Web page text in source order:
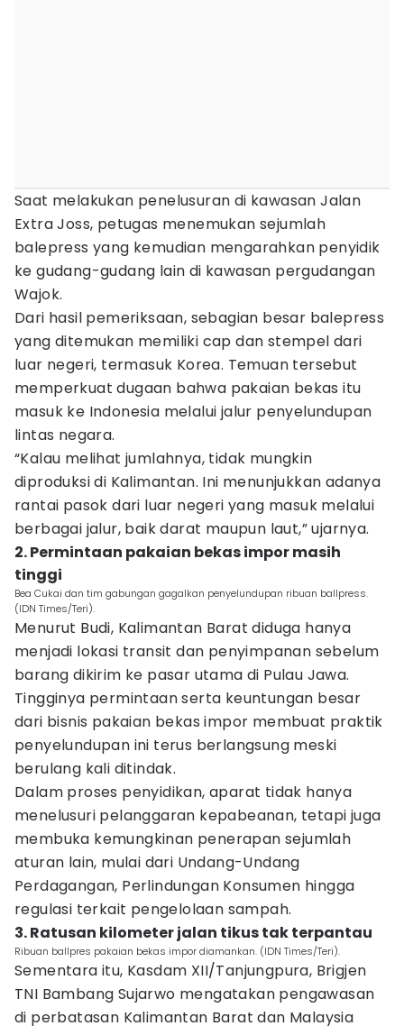
Saat melakukan penelusuran di kawasan Jalan
Extra Joss, petugas menemukan sejumlah
balepress yang kemudian mengarahkan penyidik
ke gudang-gudang lain di kawasan pergudangan
Wajok.
Dari hasil pemeriksaan, sebagian besar balepress
yang ditemukan memiliki cap dan stempel dari
luar negeri, termasuk Korea. Temuan tersebut
memperkuat dugaan bahwa pakaian bekas itu
masuk ke Indonesia melalui jalur penyelundupan
lintas negara.
“Kalau melihat jumlahnya, tidak mungkin
diproduksi di Kalimantan. Ini menunjukkan adanya
rantai pasok dari luar negeri yang masuk melalui
berbagai jalur, baik darat maupun laut,” ujarnya.
2. Permintaan pakaian bekas impor masih
tinggi
Bea Cukai dan tim gabungan gagalkan penyelundupan ribuan ballpress.
(IDN Times/Teri).
Menurut Budi, Kalimantan Barat diduga hanya
menjadi lokasi transit dan penyimpanan sebelum
barang dikirim ke pasar utama di Pulau Jawa.
Tingginya permintaan serta keuntungan besar
dari bisnis pakaian bekas impor membuat praktik
penyelundupan ini terus berlangsung meski
berulang kali ditindak.
Dalam proses penyidikan, aparat tidak hanya
menelusuri pelanggaran kepabeanan, tetapi juga
membuka kemungkinan penerapan sejumlah
aturan lain, mulai dari Undang-Undang
Perdagangan, Perlindungan Konsumen hingga
regulasi terkait pengelolaan sampah.
3. Ratusan kilometer jalan tikus tak terpantau
Ribuan ballpres pakaian bekas impor diamankan. (IDN Times/Teri).
Sementara itu, Kasdam XII/Tanjungpura, Brigjen
TNI Bambang Sujarwo mengatakan pengawasan
di perbatasan Kalimantan Barat dan Malaysia